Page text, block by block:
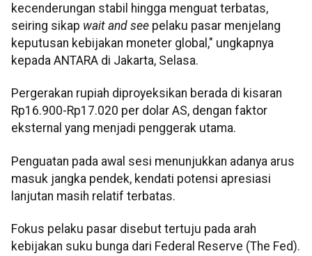
kecenderungan stabil hingga menguat terbatas,
seiring sikap wait and see pelaku pasar menjelang
keputusan kebijakan moneter global," ungkapnya
kepada ANTARA di Jakarta, Selasa.
Pergerakan rupiah diproyeksikan berada di kisaran
Rp16.900-Rp17.020 per dolar AS, dengan faktor
eksternal yang menjadi penggerak utama.
Penguatan pada awal sesi menunjukkan adanya arus
masuk jangka pendek, kendati potensi apresiasi
lanjutan masih relatif terbatas.
Fokus pelaku pasar disebut tertuju pada arah
kebijakan suku bunga dari Federal Reserve (The Fed).